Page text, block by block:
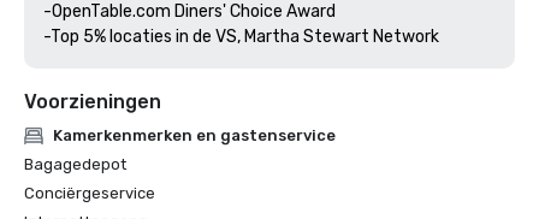
-OpenTable.com Diners' Choice Award
-Top 5% locaties in de VS, Martha Stewart Network
Voorzieningen
Kamerkenmerken en gastenservice
Bagagedepot
Conciërgeservice